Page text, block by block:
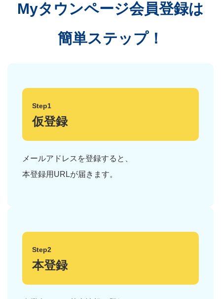
Myタウンページ会員登録は
簡単ステップ！
Step1
仮登録
メールアドレスを登録すると、
本登録用URLが届きます。
Step2
本登録